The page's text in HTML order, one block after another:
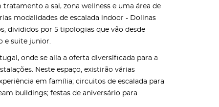
a sal, zona wellness e uma área de
modalidades de escalada indoor - Dolinas
divididos por 5 tipologias que vão desde
e suite junior.
onde se alia a oferta diversificada para a
Neste espaço, existirão várias
em família; circuitos de escalada para
buildings; festas de aniversário para